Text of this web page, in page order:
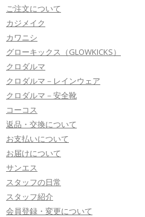
ご注文について
カジメイク
カワニシ
グローキックス（GLOWKICKS）
クロダルマ
クロダルマ－レインウェア
クロダルマ－安全靴
コーコス
返品・交換について
お支払いについて
お届けについて
サンエス
スタッフの日常
スタッフ紹介
会員登録・変更について